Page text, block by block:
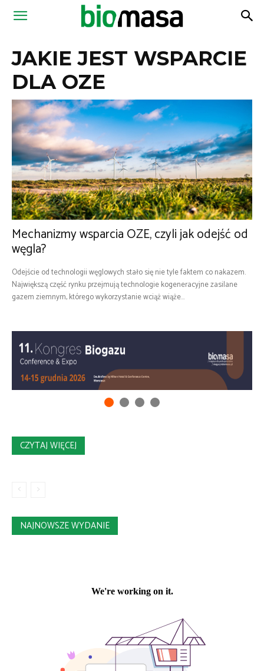
Magazyn
JAKIE JEST WSPARCIE
DLA OZE
Mechanizmy wsparcia OZE, czyli jak odejść od
węgla?
Odejście od technologii węglowych stało się nie tyle faktem co nakazem.
Największą część rynku przejmują technologie kogeneracyjne zasilane
gazem ziemnym, którego wykorzystanie wciąż wiąże...
CZYTAJ WIĘCEJ
NAJNOWSZE WYDANIE